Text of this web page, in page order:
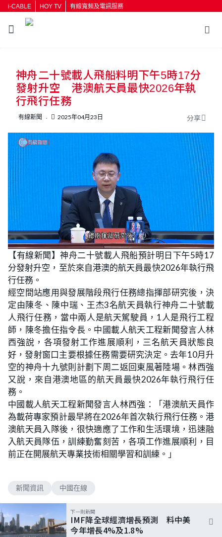
i-CABLE HOY TV 有線寬頻及電訊服務
按輸入鍵開始搜尋
神舟二十號載人飛船料明下午5時17分
發射升空 港澳航天員最快2026年執
行飛行任務
有線新聞 2025年04月23日 分享
U
n
m
u
t
e
L
o
a
d
e
d
3
.
3
3
%
【有線新聞】神舟二十號載人飛船預計明日下午5時17
分發射升空，至於來自港澳的航天員最快2026年執行飛
行任務。
經空間站應用與發展階段飛行任務總指揮部研究後，決
定由陳冬、陳中瑞、王杰3名航天員執行神舟二十號載
人飛行任務，當中兩人是航天駕駛員，1人是飛行工程
師，陳冬擔任指令長。中國載人航天工程新聞發言人林
西強說，各項發射工作進展順利，三名航天員狀態良
好，發射窗口主要根據任務需要研究決定。去年10月升
空的神舟十九號則計劃下周二返回東風著陸場。林西強
又說，來自港澳地區的航天員最快2026年執行飛行任
務。
中國載人航天工程新聞發言人林西強：「港澳航天員作
為載荷專家預計最早將在2026年首次執行飛行任務。港
澳航天員入隊後，很快適應了工作和生活環境，迅速融
入航天員隊伍，訓練勤奮刻苦，各項工作進展順利，目
前正在開展航天專業技術相關學習和訓練。」
新聞資訊 中國在線
下一則新聞
IMF降全球經濟增長預測 料中美
今年增長4%及1.8%